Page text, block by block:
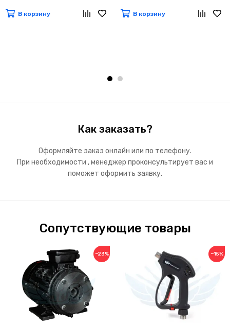
В корзину В корзину
Как заказать?
Оформляйте заказ онлайн или по телефону.
При необходимости , менеджер проконсультирует вас и
поможет оформить заявку.
Сопутствующие товары
−23% −15%